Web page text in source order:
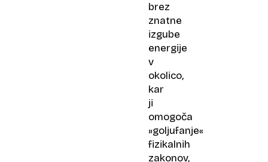
brez
znatne
izgube
energije
v
okolico,
kar
ji
omogoča
»goljufanje«
fizikalnih
zakonov,